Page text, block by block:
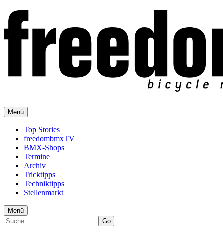
Menü
Top Stories
freedombmxTV
BMX-Shops
Termine
Archiv
Tricktipps
Techniktipps
Stellenmarkt
Menü
Go